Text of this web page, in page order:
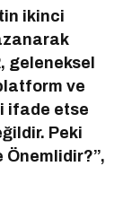
ikinci
geleneksel
ve
ifade etse
Peki
Önemlidir?”,